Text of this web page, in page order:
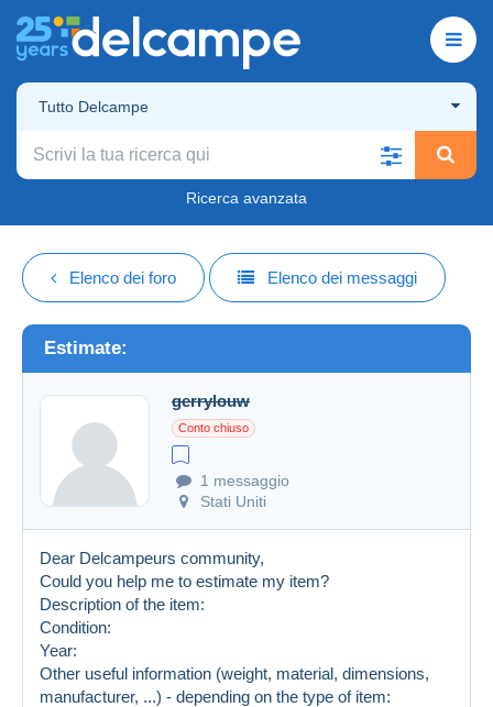
Tutto Delcampe
Ricerca avanzata
Elenco dei foro Elenco dei messaggi
Estimate:
gerrylouw
Conto chiuso
1 messaggio
Stati Uniti
Dear Delcampeurs community,
Could you help me to estimate my item?
Description of the item:
Condition:
Year:
Other useful information (weight, material, dimensions,
manufacturer, ...) - depending on the type of item: